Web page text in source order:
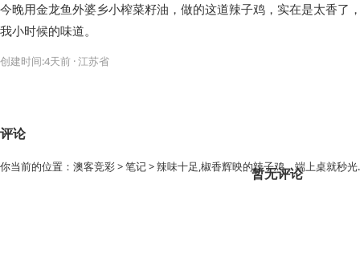
今晚用金龙鱼外婆乡小榨菜籽油，做的这道辣子鸡，实在是太香了
我小时候的味道。
创建时间:4天前 · 江苏省
评论
暂无评论
你当前的位置： 澳客竞彩>笔记> 辣味十足,椒香辉映的辣子鸡，端上桌就秒